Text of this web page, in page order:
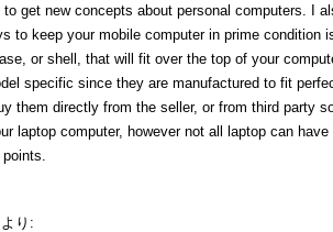
get new concepts about personal computers. I
to keep your mobile computer in prime condition
or shell, that will fit over the top of your
specific since they are manufactured to fit
them directly from the seller, or from third party
laptop computer, however not all laptop can
より: